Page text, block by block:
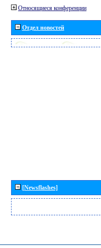
Относящиеся конференции
Отдел новостей
[Newsflashes]